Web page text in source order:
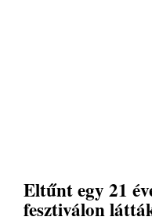
Eltűnt egy 21
fesztiválon